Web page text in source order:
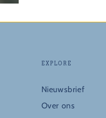
EXPLORE
Nieuwsbrief
Over ons